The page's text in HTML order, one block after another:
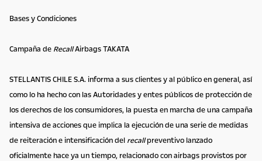
Bases y Condiciones
Campaña de RecallAirbags TAKATA
STELLANTIS CHILE S.A. informa a sus clientes y al público en general, así
como lo ha hecho con las Autoridades y entes públicos de protección de
los derechos de los consumidores, la puesta en marcha de una campaña
intensiva de acciones que implica la ejecución de una serie de medidas
de reiteración e intensificación del recallpreventivo lanzado
oficialmente hace ya un tiempo, relacionado con airbags provistos por